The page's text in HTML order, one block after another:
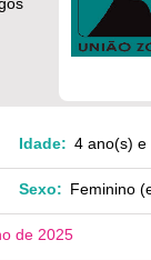
Idade: 4 ano(s) e
Sexo: Feminino
de 2025